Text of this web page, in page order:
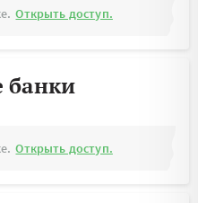
Открыть доступ.
Открыть доступ.